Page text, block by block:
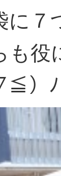
に７
も役
）ﾉ